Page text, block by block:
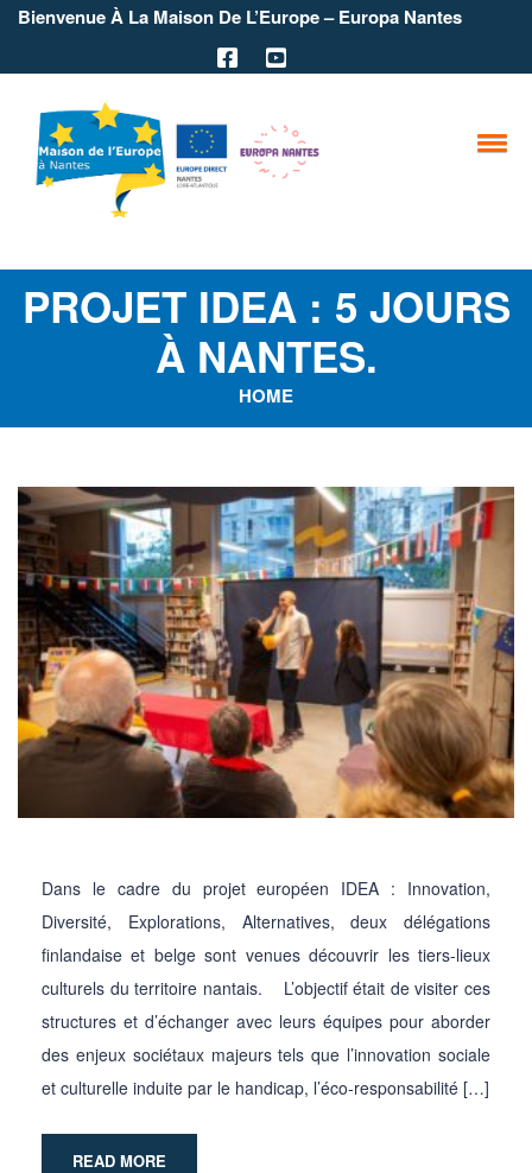
Bienvenue À La Maison De L’Europe – Europa Nantes
PROJET IDEA : 5 JOURS
À NANTES.
HOME
Dans le cadre du projet européen IDEA : Innovation,
Diversité, Explorations, Alternatives, deux délégations
finlandaise et belge sont venues découvrir les tiers-lieux
culturels du territoire nantais. L’objectif était de visiter ces
structures et d’échanger avec leurs équipes pour aborder
des enjeux sociétaux majeurs tels que l’innovation sociale
et culturelle induite par le handicap, l’éco-responsabilité […]
READ MORE